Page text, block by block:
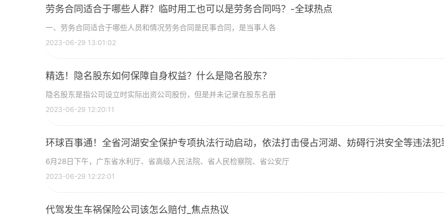
劳务合同适合于哪些人群？临时用工也可以是劳务合同吗？-全球热点
一、劳务合同适合于哪些人员和情况劳务合同是民事合同，是当事人各
2023-06-29 13:01:02
精选！隐名股东如何保障自身权益？什么是隐名股东？
隐名股东是指公司设立时实际出资公司股份，但是并未记录在股东名册
2023-06-29 12:20:11
环球百事通！全省河湖安全保护专项执法行动启动，依法打击侵占河湖、妨碍行洪安全等违法犯
为
6月28日下午，广东省水利厅、省高级人民法院、省人民检察院、省公安厅
2023-06-29 12:22:01
代驾发生车祸保险公司该怎么赔付_焦点热议